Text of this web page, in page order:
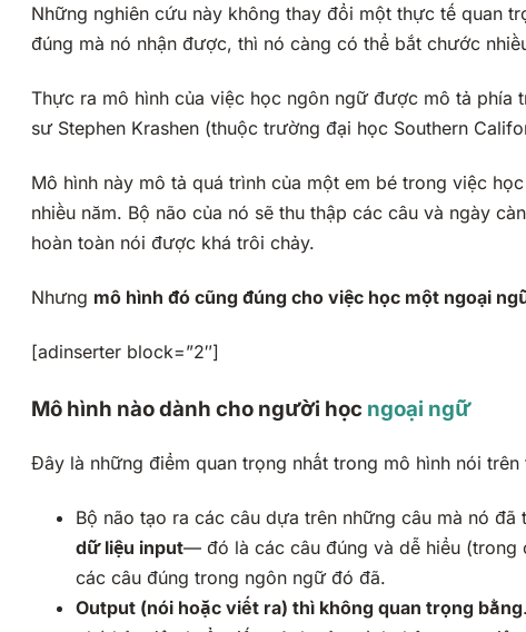
Những nghiên cứu này không thay đổi một thực tế quan
đúng mà nó nhận được, thì nó càng có thể bắt chước
Thực ra mô hình của việc học ngôn ngữ được mô tả phía
sư Stephen Krashen (thuộc trường đại học Southern
Mô hình này mô tả quá trình của một em bé trong việc
nhiều năm. Bộ não của nó sẽ thu thập các câu và ngày
hoàn toàn nói được khá trôi chảy.
Nhưng mô hình đó cũng đúng cho việc học một ngoại
[adinserter block=”2″]
Mô hình nào dành cho người học ngoại ngữ
Đây là những điểm quan trọng nhất trong mô hình nói
Bộ não tạo ra các câu dựa trên những câu mà nó
dữ liệu input— đó là các câu đúng và dễ hiểu (trong
các câu đúng trong ngôn ngữ đó đã.
Output (nói hoặc viết ra) thì không quan trọng bằng